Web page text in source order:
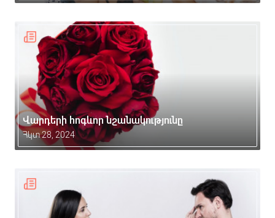
Վարդերի հոգևոր նշանակությունը
Հկտ 28, 2024